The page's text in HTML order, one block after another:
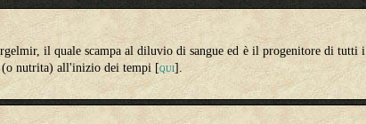
il quale scampa al diluvio di sangue ed è il progenitore di tutti i
(o nutrita) all'inizio dei tempi [QUI].